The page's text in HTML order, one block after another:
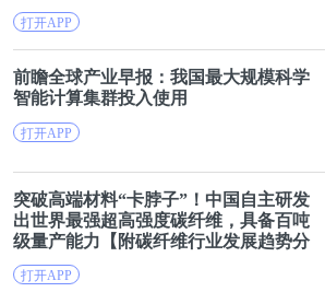
再后来，他回到大厂当程序员，级
差无几。谈起创业经历，我为他
悔。
两年前，他开始炒比特币，炒着炒
做得都不够好，于是空余时间动
台。
打开APP
前瞻全球产业早报：我国最大规模科学
智能计算集群投入使用
打开APP
突破高端材料“卡脖子”！中国自主研发
出世界最强超高强度碳纤维，具备百吨
级量产能力【附碳纤维行业发展趋势分
析】
打开APP